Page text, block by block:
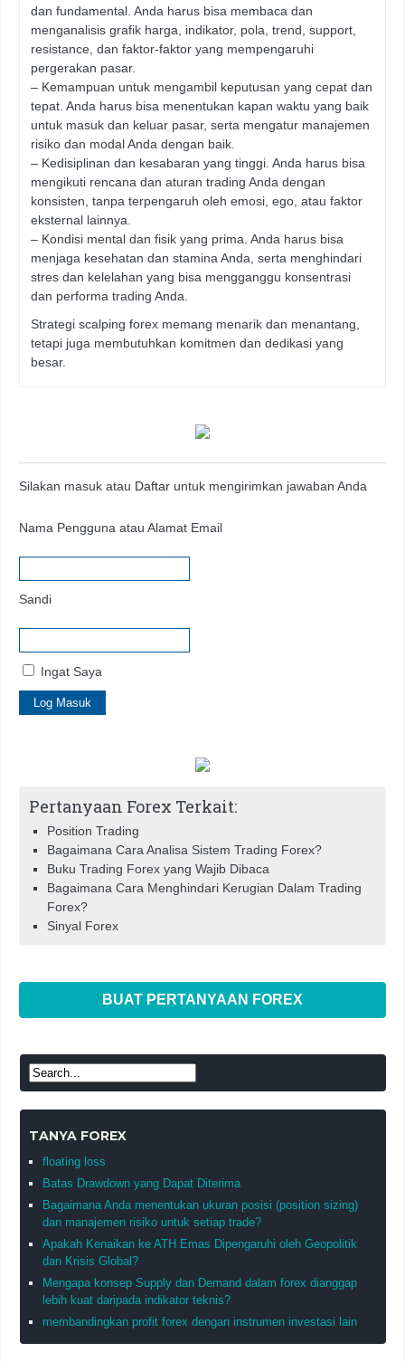
dan fundamental. Anda harus bisa membaca dan
menganalisis grafik harga, indikator, pola, trend, support,
resistance, dan faktor-faktor yang mempengaruhi
pergerakan pasar.
– Kemampuan untuk mengambil keputusan yang cepat dan
tepat. Anda harus bisa menentukan kapan waktu yang baik
untuk masuk dan keluar pasar, serta mengatur manajemen
risiko dan modal Anda dengan baik.
– Kedisiplinan dan kesabaran yang tinggi. Anda harus bisa
mengikuti rencana dan aturan trading Anda dengan
konsisten, tanpa terpengaruh oleh emosi, ego, atau faktor
eksternal lainnya.
– Kondisi mental dan fisik yang prima. Anda harus bisa
menjaga kesehatan dan stamina Anda, serta menghindari
stres dan kelelahan yang bisa mengganggu konsentrasi
dan performa trading Anda.
Strategi scalping forex memang menarik dan menantang,
tetapi juga membutuhkan komitmen dan dedikasi yang
besar.
Silakan masuk atau Daftar untuk mengirimkan jawaban Anda
Nama Pengguna atau Alamat Email
Sandi
Ingat Saya
Pertanyaan Forex Terkait:
Position Trading
Bagaimana Cara Analisa Sistem Trading Forex?
Buku Trading Forex yang Wajib Dibaca
Bagaimana Cara Menghindari Kerugian Dalam Trading
Forex?
Sinyal Forex
BUAT PERTANYAAN FOREX
TANYA FOREX
floating loss
Batas Drawdown yang Dapat Diterima
Bagaimana Anda menentukan ukuran posisi (position sizing)
dan manajemen risiko untuk setiap trade?
Apakah Kenaikan ke ATH Emas Dipengaruhi oleh Geopolitik
dan Krisis Global?
Mengapa konsep Supply dan Demand dalam forex dianggap
lebih kuat daripada indikator teknis?
membandingkan profit forex dengan instrumen investasi lain